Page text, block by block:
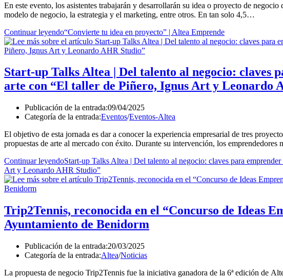
En este evento, los asistentes trabajarán y desarrollarán su idea o proyecto de negocio
modelo de negocio, la estrategia y el marketing, entre otros. En tan solo 4,5…
Continuar leyendo“Convierte tu idea en proyecto” | Altea Emprende
Start-up Talks Altea | Del talento al negocio: claves
arte con “El taller de Piñero, Ignus Art y Leonardo
Publicación de la entrada:09/04/2025
Categoría de la entrada:Eventos/Eventos-Altea
El objetivo de esta jornada es dar a conocer la experiencia empresarial de tres
propuestas de arte al mercado con éxito. Durante su intervención, los emprendedores
Continuar leyendoStart-up Talks Altea | Del talento al negocio: claves para
Art y Leonardo AHR Studio”
Trip2Tennis, reconocida en el “Concurso de Ideas
Ayuntamiento de Benidorm
Publicación de la entrada:20/03/2025
Categoría de la entrada:Altea/Noticias
La propuesta de negocio Trip2Tennis fue la iniciativa ganadora de la 6ª edición de